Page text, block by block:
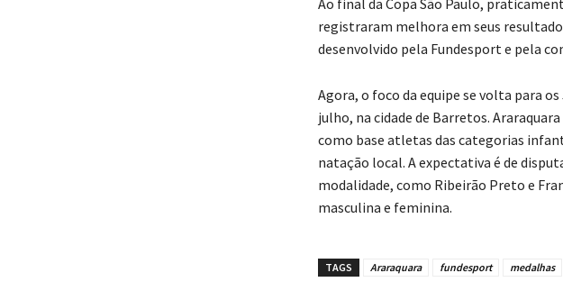
registraram melhora em seus
desenvolvido pela Fundesport e pela
Agora, o foco da equipe se volta para
julho, na cidade de Barretos.
como base atletas das categorias
natação local. A expectativa é de
modalidade, como Ribeirão Preto e
masculina e feminina.
TAGS Araraquara fundesport medalhas